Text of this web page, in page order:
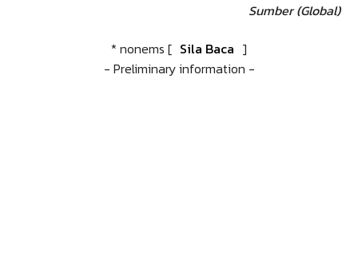
Sumber (Global)
* nonems [ Sila Baca ]
- Preliminary information -